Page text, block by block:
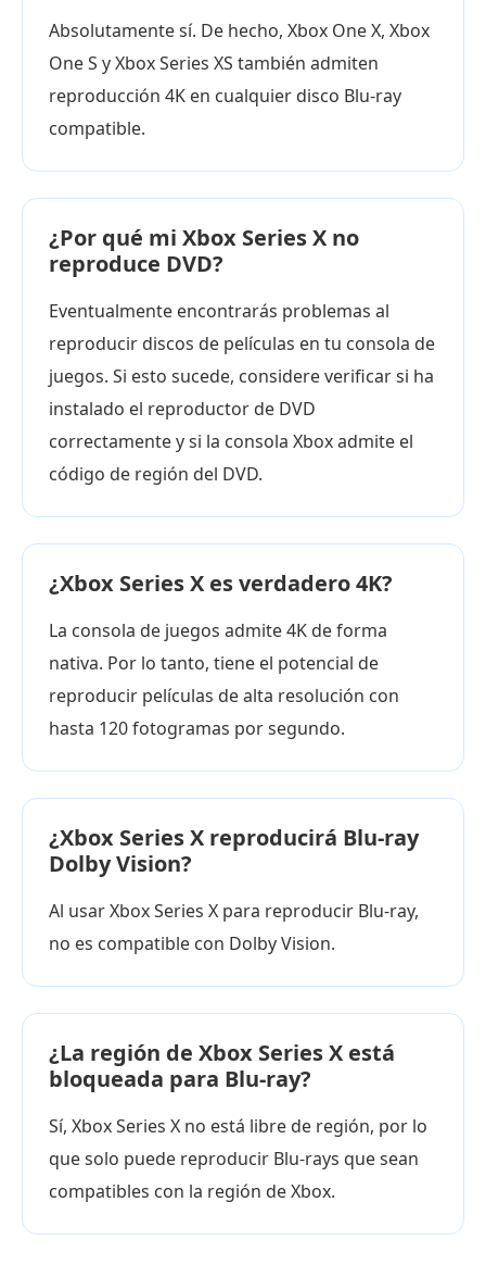
Absolutamente sí. De hecho, Xbox One X, Xbox
One S y Xbox Series XS también admiten
reproducción 4K en cualquier disco Blu-ray
compatible.
¿Por qué mi Xbox Series X no
reproduce DVD?
Eventualmente encontrarás problemas al
reproducir discos de películas en tu consola de
juegos. Si esto sucede, considere verificar si ha
instalado el reproductor de DVD
correctamente y si la consola Xbox admite el
código de región del DVD.
¿Xbox Series X es verdadero 4K?
La consola de juegos admite 4K de forma
nativa. Por lo tanto, tiene el potencial de
reproducir películas de alta resolución con
hasta 120 fotogramas por segundo.
¿Xbox Series X reproducirá Blu-ray
Dolby Vision?
Al usar Xbox Series X para reproducir Blu-ray,
no es compatible con Dolby Vision.
¿La región de Xbox Series X está
bloqueada para Blu-ray?
Sí, Xbox Series X no está libre de región, por lo
que solo puede reproducir Blu-rays que sean
compatibles con la región de Xbox.